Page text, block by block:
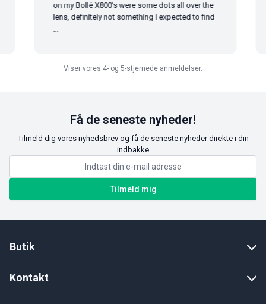
on my Bollé X800's were some dots all over the
lens, definitely not something I expected to find
Viser vores 4- og 5-stjernede anmeldelser.
Få de seneste nyheder!
Tilmeld dig vores nyhedsbrev og få de seneste nyheder direkte i din
indbakke
Tilmeld mig
Butik
Kontakt